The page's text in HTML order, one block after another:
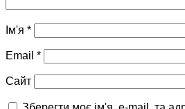
Ім'я *
Email *
Сайт